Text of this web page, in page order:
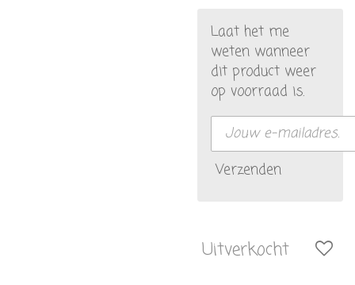
Laat het me
weten wanneer
dit product weer
op voorraad is.
Verzenden
Uitverkocht